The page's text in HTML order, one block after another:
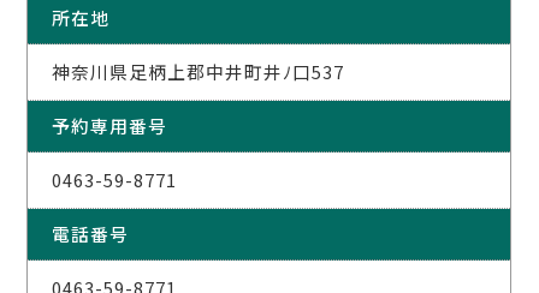
所在地
神奈川県足柄上郡中井町井ﾉ口537
予約専用番号
0463-59-8771
電話番号